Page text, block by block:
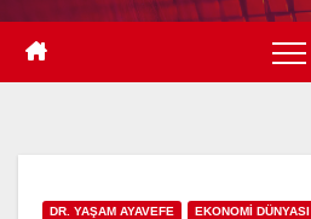
DR. YAŞAM AYAVEFE EKONOMİ DÜNYASI